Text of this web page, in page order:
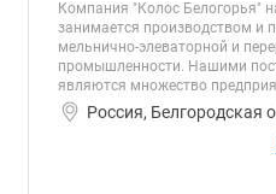
Компания "Колос Белогорья"
занимается производством и
мельнично-элеваторной и
промышленности. Нашими
являются множество
Россия, Белгородская